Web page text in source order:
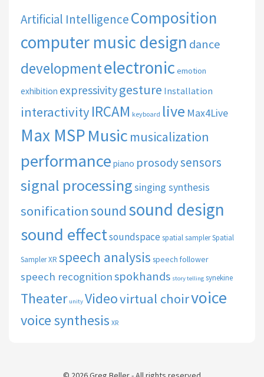
Artificial IntelligenceComposition
computer music design dance
developmentelectronic emotion
exhibition expressivitygesture Installation
interactivity IRCAM keyboard live Max4Live
Max MSPMusic musicalization
performance piano prosodysensors
signal processingsinging synthesis
sonificationsound sound design
sound effectsoundspacespatial samplerSpatial
Sampler XR speech analysis speech follower
speech recognitionspokhands story telling synekine
Theater unity Videovirtual choirvoice
voice synthesis XR